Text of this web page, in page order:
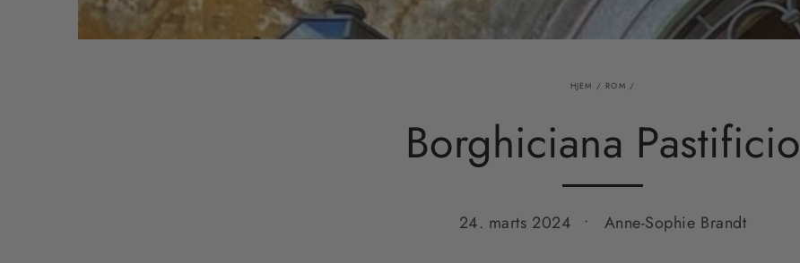
HJEM / ROM /
Borghiciana Pastificio
24. marts 2024 Anne-Sophie Brandt